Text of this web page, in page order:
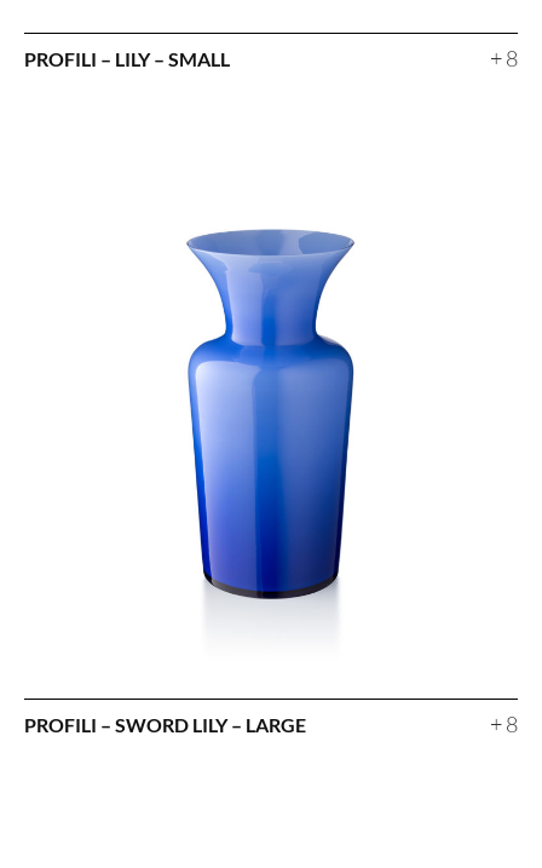
PROFILI – LILY – SMALL + 8
PROFILI – SWORD LILY – LARGE + 8